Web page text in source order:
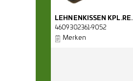
LEHNENKISSEN KPL.RE.
4609302361-9052
Merken